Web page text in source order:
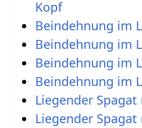
Kopf
Beindehnung im
Beindehnung im
Beindehnung im
Beindehnung im
Liegender
Liegender